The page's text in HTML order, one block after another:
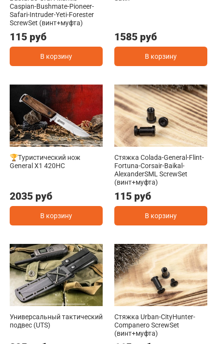
Caspian-Bushmate-Pioneer-
Safari-Intruder-Yeti-Forester
ScrewSet (винт+муфта)
115 руб
В корзину
1585 руб
В корзину
🏆Туристический нож
General X1 420HC
2035 руб
В корзину
Стяжка Colada-General-Flint-
Fortuna-Corsair-Baikal-
AlexanderSML ScrewSet
(винт+муфта)
115 руб
В корзину
Универсальный тактический
подвес (UTS)
Стяжка Urban-CityHunter-
Companero ScrewSet
(винт+муфта)